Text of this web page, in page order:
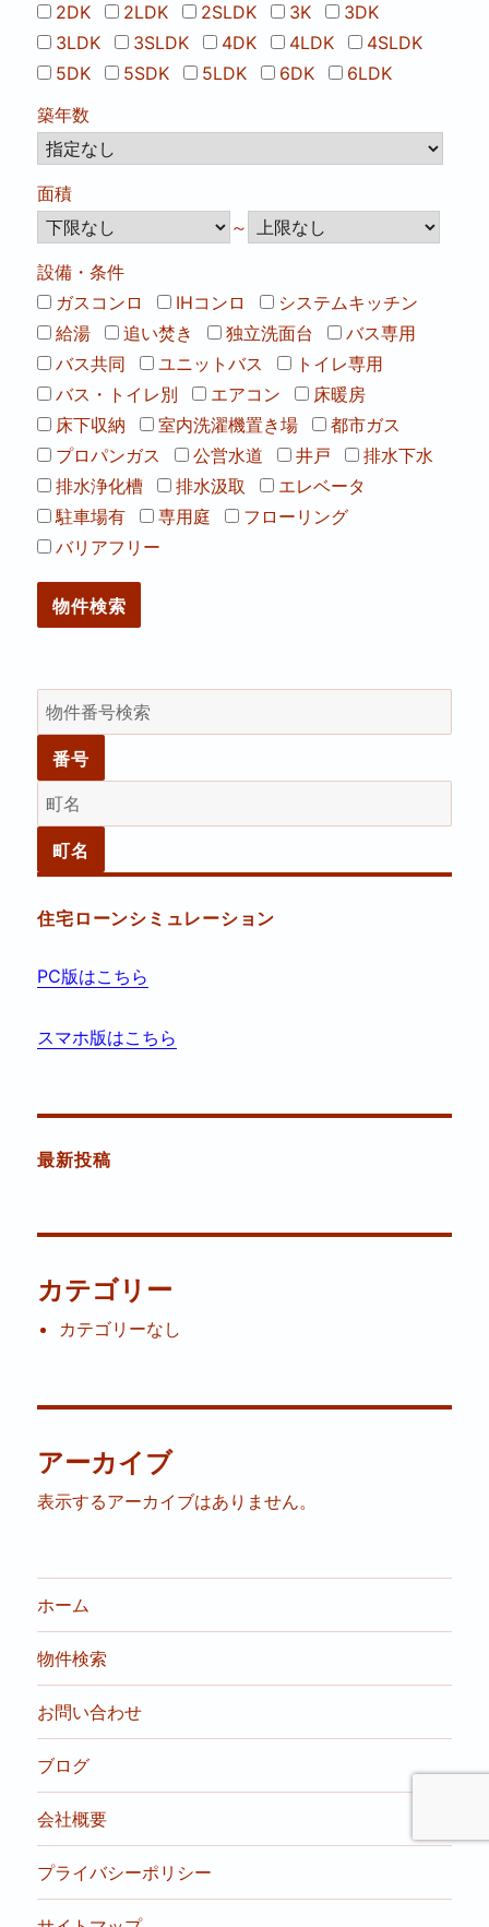
2DK
2LDK 2SLDK 3K
3DK
3LDK
3SLDK 4DK 4LDK
4SLDK
5DK
5SDK 5LDK 6DK
6LDK
築年数
面積
～
設備・条件
ガスコンロ
IHコンロ
システムキッチン
給湯
追い焚き 独立洗面台
バス専用
バス共同
ユニットバス
トイレ専用
バス・トイレ別
エアコン
床暖房
床下収納
室内洗濯機置き場
都市ガス
プロパンガス
公営水道 井戸
排水下水
排水浄化槽
排水汲取
エレベータ
駐車場有
専用庭
フローリング
バリアフリー
住宅ローンシミュレーション
PC版はこちら
スマホ版はこちら
最新投稿
カテゴリー
カテゴリーなし
アーカイブ
表示するアーカイブはありません。
ホーム
物件検索
お問い合わせ
ブログ
会社概要
プライバシーポリシー